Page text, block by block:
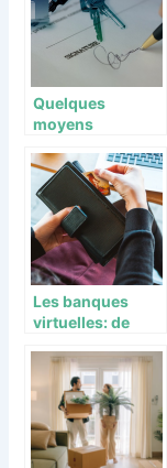
Quelques
moyens
secteur de
l’immobilier
Les banques
virtuelles: de
etablissements
en vogue